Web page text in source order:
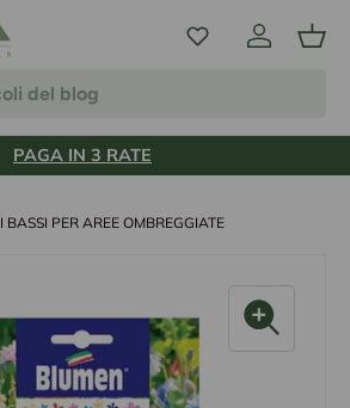
Accedi
PAGA IN 3 RATE
BASSI PER AREE OMBREGGIATE